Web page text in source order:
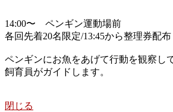
14:00〜 ペンギン運動場前
各回先着20名限定/13:45から整理券配布
ペンギンにお魚をあげて行動を観察し
飼育員がガイドします。
閉じる